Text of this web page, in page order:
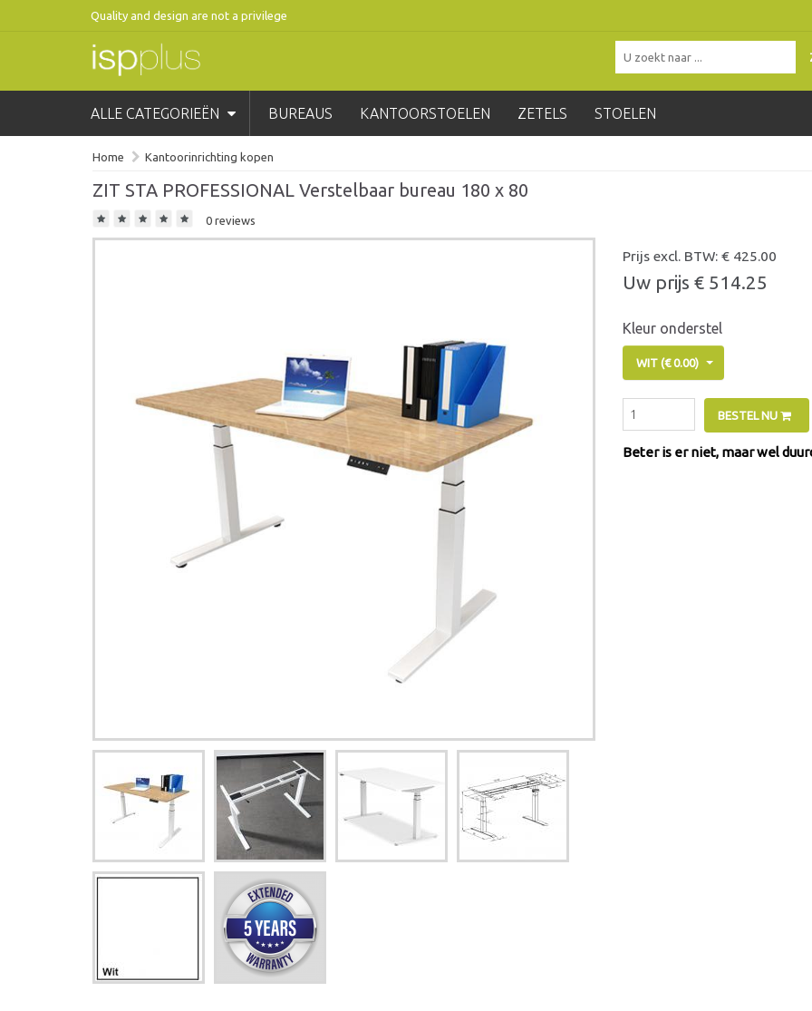
Quality and design are not a privilege
ALLE CATEGORIEËN BUREAUS KANTOORSTOELEN ZETELS STOELEN
Home Kantoorinrichting kopen
ZIT STA PROFESSIONAL Verstelbaar bureau 180 x 80
0 reviews
Prijs excl. BTW: € 425.00
Uw prijs € 514.25
Kleur onderstel
WIT (€ 0.00)
BESTEL NU
Beter is er niet, maar wel